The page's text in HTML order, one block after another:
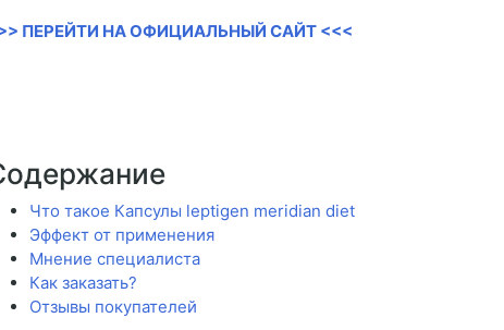
ПЕРЕЙТИ НА ОФИЦИАЛЬНЫЙ САЙТ <<<
Что такое Капсулы leptigen meridian diet
Эффект от применения
Мнение специалиста
Как заказать?
Отзывы покупателей